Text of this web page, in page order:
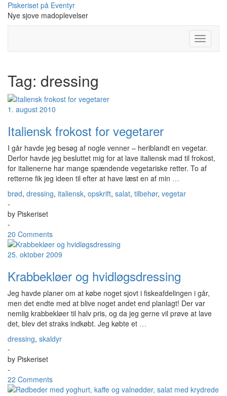
Skip
content
Piskeriset på Eventyr
Nye sjove madoplevelser
Toggle
Tag: dressing
1. august 2010
Italiensk frokost for vegetarer
I går havde jeg besøg af nogle venner – heriblandt en vegetar.
Derfor havde jeg besluttet mig for at lave italiensk mad til frokost,
for italienerne har mange spændende vegetariske retter. To af
retterne fik jeg ideen til efter at have læst en af min …
brød, dressing, italiensk, opskrift, salat, tilbehør, vegetar
-
by Piskeriset
-
20 Comments
25. oktober 2009
Krabbekløer og hvidløgsdressing
Jeg havde planer om at købe noget sjovt i fiskeafdelingen i går,
men det endte med at blive noget andet end planlagt! Der var
nemlig krabbekløer til halv pris, og da jeg gerne vil prøve at lave
det, blev det straks indkøbt. Jeg købte et …
dressing, skaldyr
-
by Piskeriset
-
22 Comments